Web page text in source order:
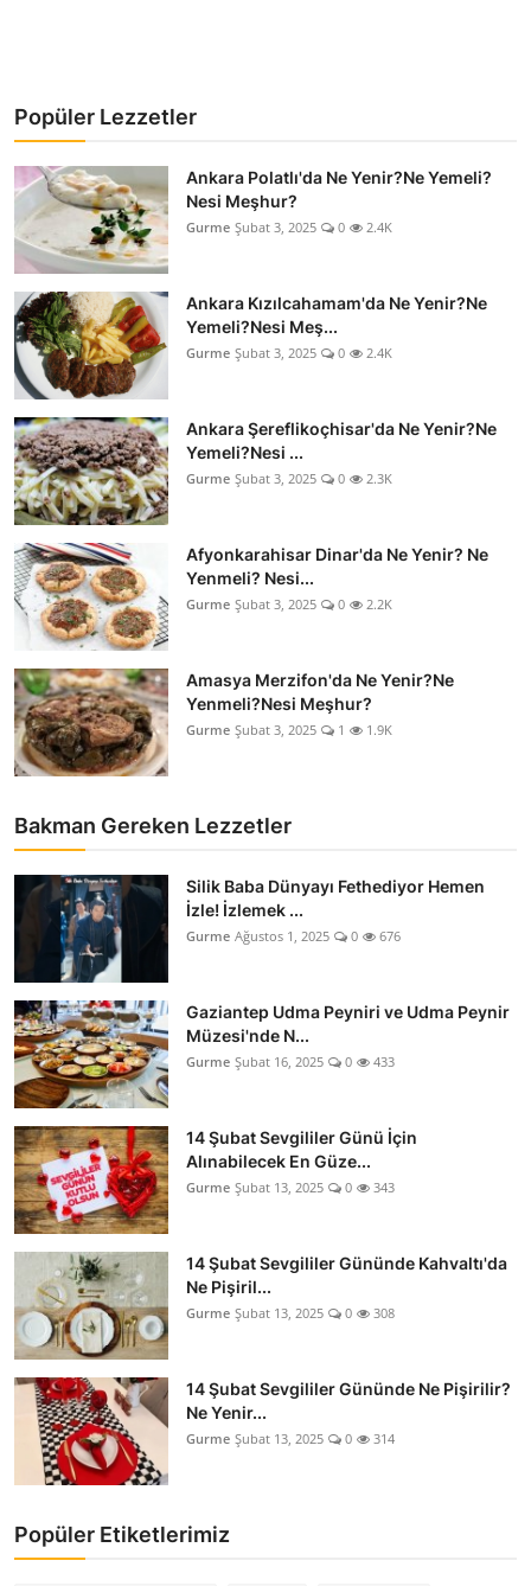
Popüler Lezzetler
Ankara Polatlı'da Ne Yenir?Ne Yemeli?
Nesi Meşhur?
Gurme Şubat 3, 2025 0 2.4K
Ankara Kızılcahamam'da Ne Yenir?Ne
Yemeli?Nesi Meş...
Gurme Şubat 3, 2025 0 2.4K
Ankara Şereflikoçhisar'da Ne Yenir?Ne
Yemeli?Nesi ...
Gurme Şubat 3, 2025 0 2.3K
Afyonkarahisar Dinar'da Ne Yenir? Ne
Yenmeli? Nesi...
Gurme Şubat 3, 2025 0 2.2K
Amasya Merzifon'da Ne Yenir?Ne
Yenmeli?Nesi Meşhur?
Gurme Şubat 3, 2025 1 1.9K
Bakman Gereken Lezzetler
Silik Baba Dünyayı Fethediyor Hemen
İzle! İzlemek ...
Gurme Ağustos 1, 2025 0 676
Gaziantep Udma Peyniri ve Udma Peynir
Müzesi'nde N...
Gurme Şubat 16, 2025 0 433
14 Şubat Sevgililer Günü İçin
Alınabilecek En Güze...
Gurme Şubat 13, 2025 0 343
14 Şubat Sevgililer Gününde Kahvaltı'da
Ne Pişiril...
Gurme Şubat 13, 2025 0 308
14 Şubat Sevgililer Gününde Ne Pişirilir?
Ne Yenir...
Gurme Şubat 13, 2025 0 314
Popüler Etiketlerimiz